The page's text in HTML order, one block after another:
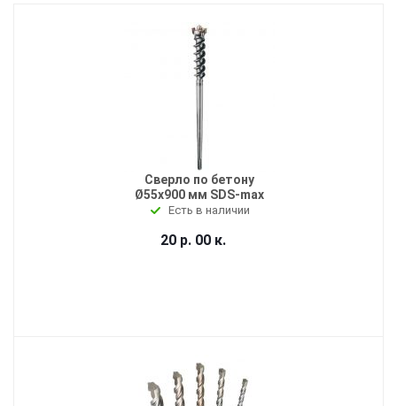
Сверло по бетону
Ø55x900 мм SDS-max
Есть в наличии
20 р. 00 к.